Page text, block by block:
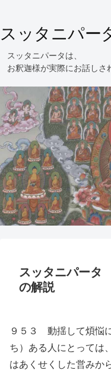
スッタニパー
スッタニパータ
の解説
９５３ 動揺して煩悩
ち）ある人にとっては
はあくせくした営みか